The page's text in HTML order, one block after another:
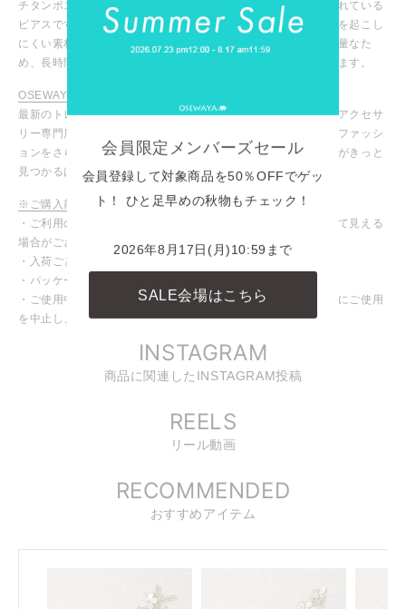
チタンポストとは、ピアスのポスト部分にチタン合金が使用されている
ピアスです。チタンは腐食や錆びに強く、金属アレルギー反応を起こし
にくい素材として知られています。また、他の金属に比べて軽量なた
め、長時間着用しても耳の負担になりにくいという特徴があります。
OSEWAYA / オセワヤ
最新のトレンドアイテムからマストなデイリーアイテムまで、アクセサ
リー専門店ならではの豊富な商品ラインナップ！お気に入りのファッシ
ョンをさらに引き立ててくれる、あなたにピッタリのアイテムがきっと
見つかるはず！
※ご購入前に必ずご確認ください
・ご利用のモニターや設定により、実際の商品と色味が異なって見える
場合がございます。
・入荷ごとに色味や仕様が変わる場合がございます。
・パッケージや台紙等が変わる場合がございます。
・ご使用中、皮膚にかゆみや腫れなど異常を感じた場合は直ちにご使用
を中止し、専門医にご相談ください。
INSTAGRAM
商品に関連したINSTAGRAM投稿
REELS
リール動画
RECOMMENDED
おすすめアイテム
会員限定メンバーズセール
会員登録して対象商品を50％OFFでゲッ
ト！ ひと足早めの秋物もチェック！
2026年8月17日(月)10:59まで
SALE会場はこちら